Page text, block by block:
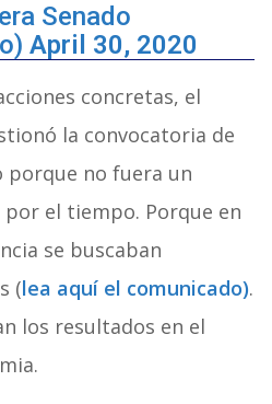
Senado
April 30, 2020
concretas, el
la convocatoria de
porque no fuera un
el tiempo. Porque en
se buscaban
(lea aquí el comunicado).
los resultados en el